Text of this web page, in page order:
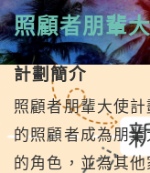
照顧者朋輩
計劃簡介
照顧者朋輩大使
的照顧者成為朋
的角色，並為其